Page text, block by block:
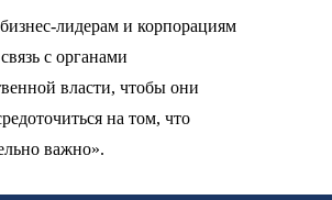
лидерам и корпорациям
с органами
власти, чтобы они
на том, что
важно».